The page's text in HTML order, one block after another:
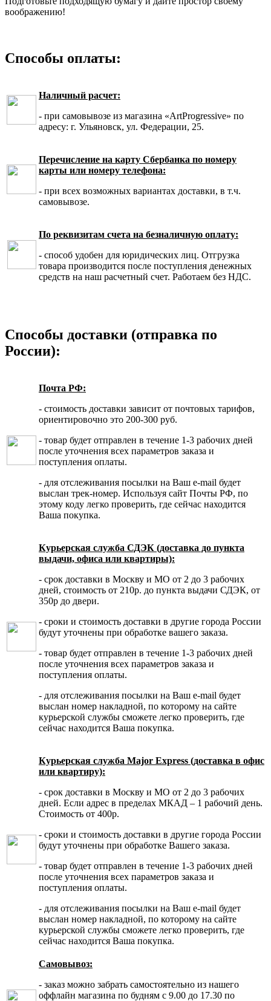
воображению!
Способы оплаты:
Наличный расчет:
- при самовывозе из магазина «ArtProgressive» по
адресу: г. Ульяновск, ул. Федерации, 25.
Перечисление на карту Сбербанка по номеру
карты или номеру телефона:
- при всех возможных вариантах доставки, в т.ч.
самовывозе.
По реквизитам счета на безналичную оплату:
- способ удобен для юридических лиц. Отгрузка
товара производится после поступления денежных
средств на наш расчетный счет. Работаем без НДС.
Способы доставки (отправка по
России):
Почта РФ:
- стоимость доставки зависит от почтовых тарифов,
ориентировочно это 200-300 руб.
- товар будет отправлен в течение 1-3 рабочих дней
после уточнения всех параметров заказа и
поступления оплаты.
- для отслеживания посылки на Ваш e-mail будет
выслан трек-номер. Используя сайт Почты РФ, по
этому коду легко проверить, где сейчас находится
Ваша покупка.
Курьерская служба СДЭК (доставка до пункта
выдачи, офиса или квартиры):
- срок доставки в Москву и МО от 2 до 3 рабочих
дней, стоимость от 210р. до пункта выдачи СДЭК, от
350р до двери.
- сроки и стоимость доставки в другие города России
будут уточнены при обработке вашего заказа.
- товар будет отправлен в течение 1-3 рабочих дней
после уточнения всех параметров заказа и
поступления оплаты.
- для отслеживания посылки на Ваш e-mail будет
выслан номер накладной, по которому на сайте
курьерской службы сможете легко проверить, где
сейчас находится Ваша покупка.
Курьерская служба Major Express (доставка в офис
или квартиру):
- срок доставки в Москву и МО от 2 до 3 рабочих
дней. Если адрес в пределах МКАД – 1 рабочий день.
Стоимость от 400р.
- сроки и стоимость доставки в другие города России
будут уточнены при обработке Вашего заказа.
- товар будет отправлен в течение 1-3 рабочих дней
после уточнения всех параметров заказа и
поступления оплаты.
- для отслеживания посылки на Ваш e-mail будет
выслан номер накладной, по которому на сайте
курьерской службы сможете легко проверить, где
сейчас находится Ваша покупка.
Самовывоз:
- заказ можно забрать самостоятельно из нашего
оффлайн магазина по будням с 9.00 до 17.30 по